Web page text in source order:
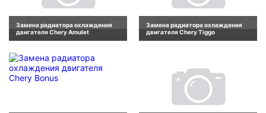
Замена радиатора охлаждения
двигателя Chery Amulet
Замена радиатора охлаждения
двигателя Chery Tiggo